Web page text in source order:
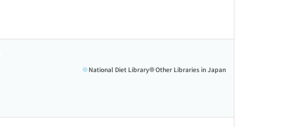
National Diet Library Other Libraries in Japan